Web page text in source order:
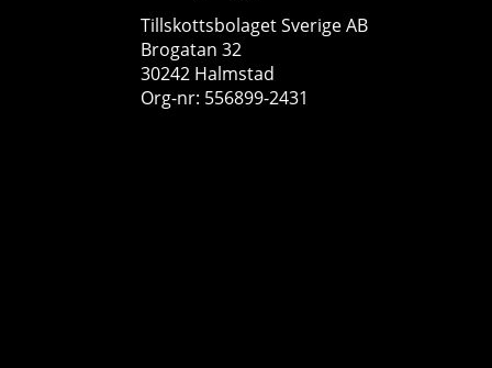
Tillskottsbolaget Sverige AB
Brogatan 32
30242 Halmstad
Org-nr: 556899-2431